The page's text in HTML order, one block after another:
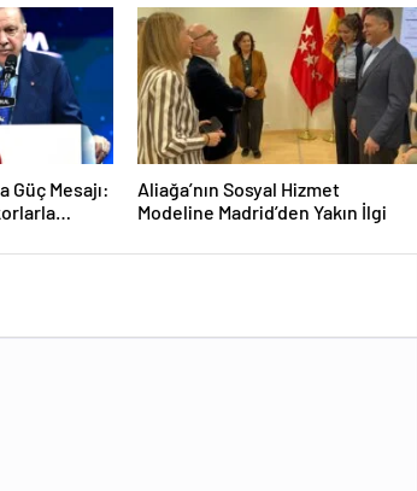
güçlendiriyor
Güç Mesajı:
Aliağa’nın Sosyal Hizmet
Modeline Madrid’den Yakın İlgi